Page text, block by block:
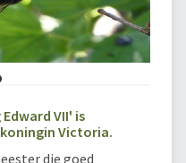
VII' is
Victoria.
die goed